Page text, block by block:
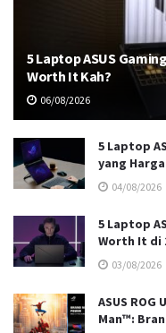
5 Laptop ASUS
Worth It Kah?
06/08/2026
5 Laptop
yang
04/08/2026
5 Laptop
Worth It di
03/08/2026
ASUS
Man™: